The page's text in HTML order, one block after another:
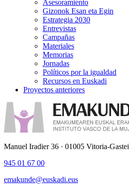
Asesoramiento
Gizonok Esan eta Egin
Estrategia 2030
Entrevistas
Campañas
Materiales
Memorias
Jornadas
Políticos por la igualdad
Recursos en Euskadi
Proyectos anteriores
Manuel Iradier 36 · 01005 Vitoria-
945 01 67 00
emakunde@euskadi.eus